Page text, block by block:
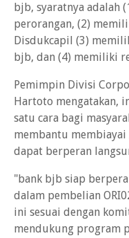
bjb, syaratnya adalah
perorangan, (2)
Disdukcapil (3)
bjb, dan (4) memiliki
Pemimpin Divisi
Hartoto mengatakan,
satu cara bagi
membantu membiayai
dapat berperan
"bank bjb siap
dalam pembelian
ini sesuai dengan
mendukung program